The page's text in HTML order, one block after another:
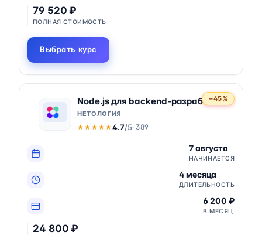
79 520 ₽
ПОЛНАЯ СТОИМОСТЬ
Выбрать курс
−45%
Node.js для backend-разработки
НЕТОЛОГИЯ
★★★★★
★★★★★4.7/5· 389
7 августа
НАЧИНАЕТСЯ
4 месяца
ДЛИТЕЛЬНОСТЬ
6 200 ₽
В МЕСЯЦ
24 800 ₽